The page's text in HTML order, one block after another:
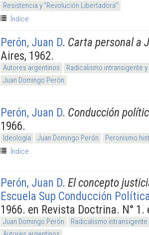
Resistencia y "Revolución Libertadora"
Índice
Perón, Juan D. Carta personal a
Aires, 1962.
Autores argentinos
Radicalismo intransigente
Juan Domingo Perón
Perón, Juan D. Conducción
1966.
Ideología Juan Domingo Perón
Peronismo
Índice
Perón, Juan D. El concepto
Escuela Sup Conducción
1966. en Revista Doctrina. N° 1.
Juan Domingo Perón
Radicalismo